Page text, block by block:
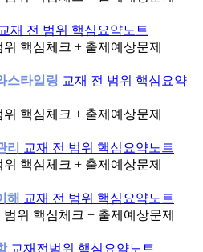
교재 전 범위 핵심요약노트
위 핵심체크 + 출제예상문제
스타일링 교재 전 범위 핵심요약
위 핵심체크 + 출제예상문제
리
교재 전 범위 핵심요약노트
위 핵심체크 + 출제예상문제
해 교재 전 범위 핵심요약노트
범위 핵심체크 + 출제예상문제
교재전범위 핵심요약노트